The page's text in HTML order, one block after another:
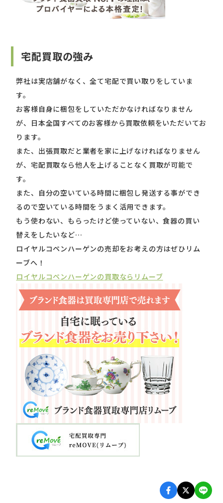
宅配買取の強み
弊社は実店舗がなく、全て宅配で買い取りをしていま
す。
お客様自身に梱包をしていただかなければなりません
が、日本全国すべてのお客様から買取依頼をいただいてお
ります。
また、出張買取だと業者を家に上げなければなりません
が、宅配買取なら他人を上げることなく買取が可能で
す。
また、自分の空いている時間に梱包し発送する事ができ
るので空いている時間をうまく活用できます。
もう使わない、もらったけど使っていない、食器の買い
替えをしたいなど…
ロイヤルコペンハーゲンの売却をお考えの方はぜひリム
ーブへ！
ロイヤルコペンハーゲンの買取ならリムーブ